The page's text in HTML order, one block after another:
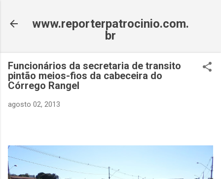
www.reporterpatrocinio.com.
br
Funcionários da secretaria de transito
pintão meios-fios da cabeceira do
Córrego Rangel
agosto 02, 2013